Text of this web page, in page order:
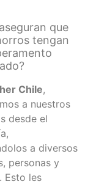
que
tengan
Chile,
a nuestros
desde el
a diversos
personas y
Esto les